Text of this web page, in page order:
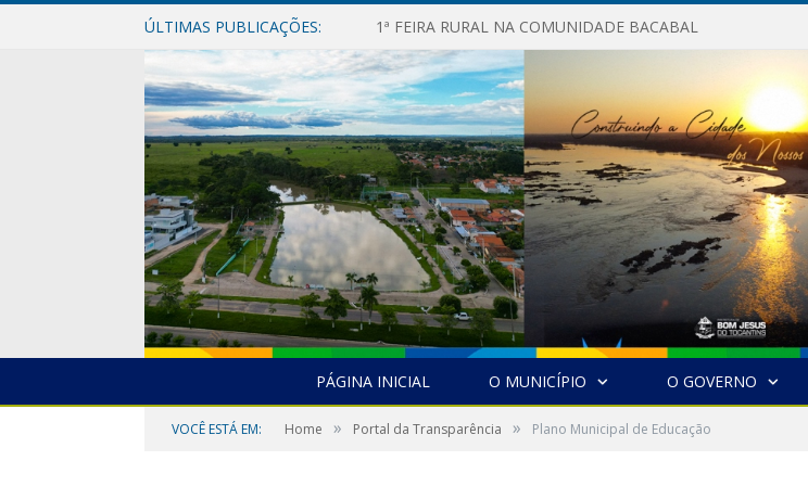
ÚLTIMAS PUBLICAÇÕES: 1ª FEIRA RURAL NA COMUNIDADE BACABAL
PÁGINA INICIAL O MUNICÍPIO O GOVERNO
VOCÊ ESTÁ EM: Home » Portal da Transparência » Plano Municipal de Educação